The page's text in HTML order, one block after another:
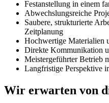
Festanstellung in einem
Abwechslungsreiche
Saubere, strukturierte
Zeitplanung
Hochwertige Materialien
Direkte Kommunikation
Meistergeführter Betrieb
Langfristige Perspektive
Wir erwarten von